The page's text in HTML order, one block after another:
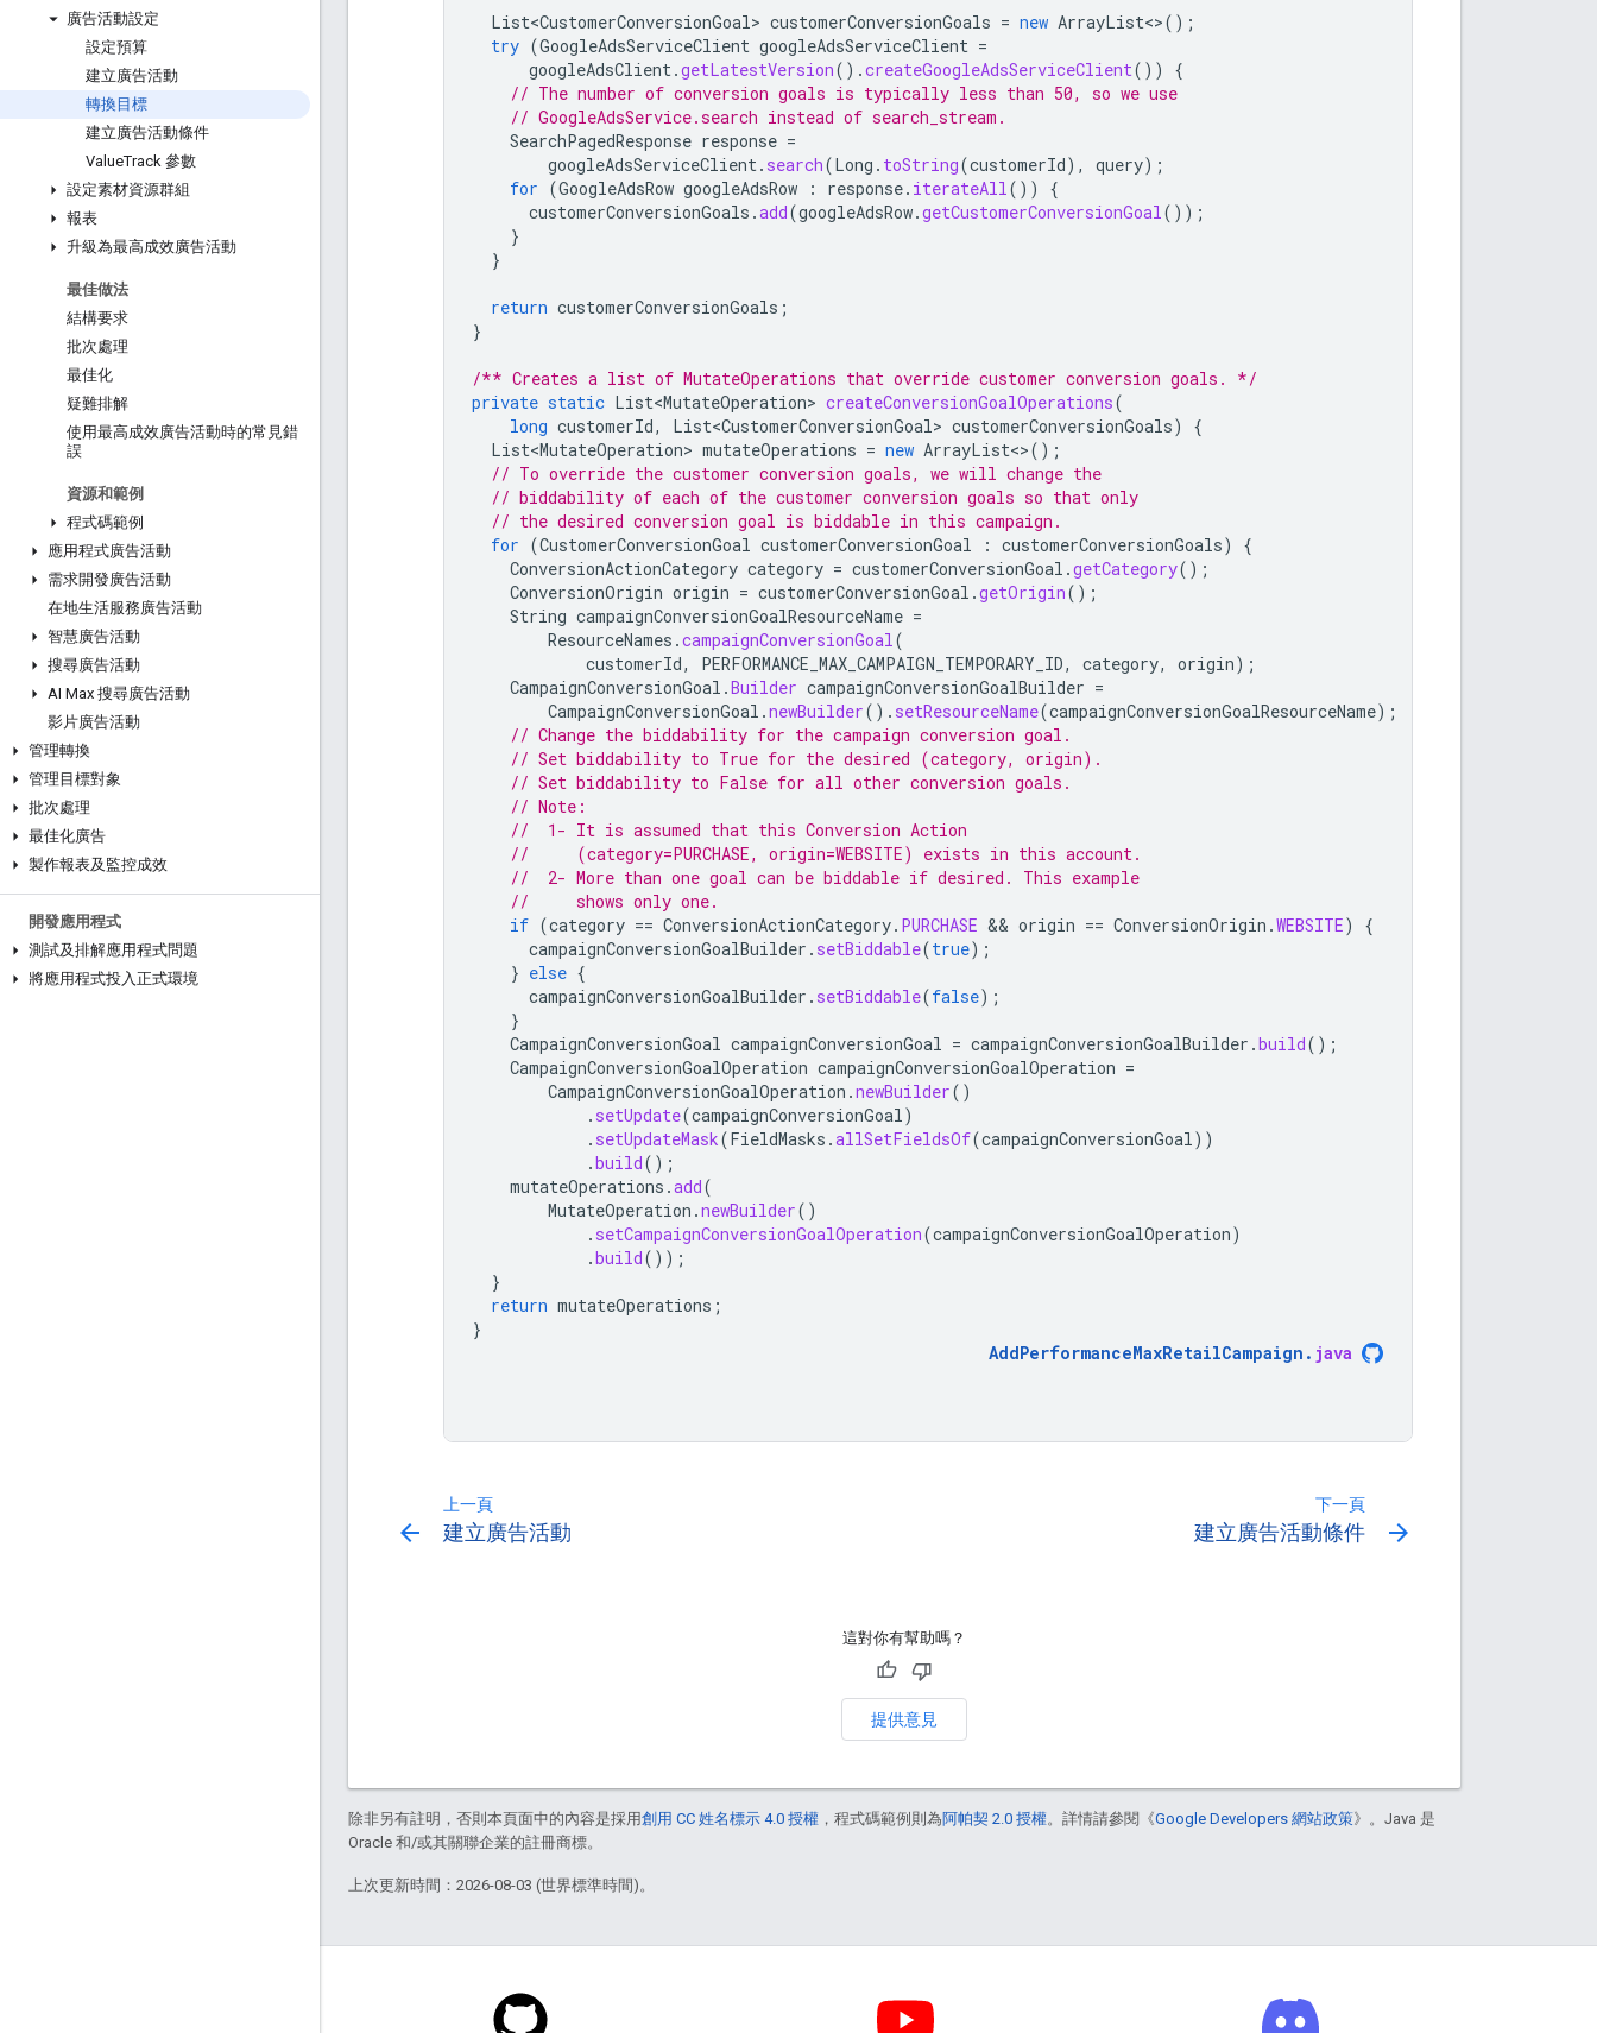
廣告活動設定
設定預算
建立廣告活動
轉換目標
建立廣告活動條件
ValueTrack 參數
設定素材資源群組
報表
升級為最高成效廣告活動
最佳做法
結構要求
批次處理
最佳化
疑難排解
使用最高成效廣告活動時的常見錯
誤
資源和範例
程式碼範例
應用程式廣告活動
需求開發廣告活動
在地生活服務廣告活動
智慧廣告活動
搜尋廣告活動
AI Max 搜尋廣告活動
影片廣告活動
管理轉換
管理目標對象
批次處理
最佳化廣告
製作報表及監控成效
開發應用程式
測試及排解應用程式問題
將應用程式投入正式環境
List<CustomerConversionGoal> customerConversionGoals = new ArrayList<>();
try (GoogleAdsServiceClient googleAdsServiceClient =
googleAdsClient.getLatestVersion().createGoogleAdsServiceClient())
{
// The number of conversion goals is typically less than 50, so we use
// GoogleAdsService.search instead of search_stream.
SearchPagedResponse response =
googleAdsServiceClient. search(Long . toString(customerId), query);
for (GoogleAdsRow googleAdsRow : response. iterateAll())
{
customerConversionGoals .add(googleAdsRow.getCustomerConversionGoal());
}
}
return customerConversionGoals ;
}
/** Creates a list of MutateOperations that override customer conversion goals. */
private static List<MutateOperation> createConversionGoalOperations(
long customerId, List<CustomerConversionGoal> customerConversionGoals)
{
List<MutateOperation> mutateOperations = new ArrayList<>();
// To override the customer conversion goals, we will change the
// biddability of each of the customer conversion goals so that only
// the desired conversion goal is biddable in this campaign.
for (CustomerConversionGoal customerConversionGoal : customerConversionGoals)
{
ConversionActionCategory category = customerConversionGoal .getCategory();
ConversionOrigin origin = customerConversionGoal .getOrigin();
String campaignConversionGoalResourceName =
ResourceNames .campaignConversionGoal(
customerId, PERFORMANCE_MAX_CAMPAIGN_TEMPORARY_ID, category, origin);
CampaignConversionGoal .Builder campaignConversionGoalBuilder =
CampaignConversionGoal .newBuilder(). setResourceName(campaignConversionGoalResourceName);
// Change the biddability for the campaign conversion goal.
// Set biddability to True for the desired (category, origin).
// Set biddability to False for all other conversion goals.
// Note:
//  1- It is assumed that this Conversion Action
//     (category=PURCHASE, origin=WEBSITE) exists in this account.
//  2- More than one goal can be biddable if desired. This example
//     shows only one.
if (category == ConversionActionCategory. PURCHASE && origin == ConversionOrigin .WEBSITE)
{
campaignConversionGoalBuilder . setBiddable(true);
} else {
campaignConversionGoalBuilder . setBiddable(false);
}
CampaignConversionGoal campaignConversionGoal = campaignConversionGoalBuilder .build();
CampaignConversionGoalOperation campaignConversionGoalOperation =
CampaignConversionGoalOperation .newBuilder()
. setUpdate(campaignConversionGoal)
. setUpdateMask(FieldMasks .allSetFieldsOf(campaignConversionGoal))
.build();
mutateOperations .add(
MutateOperation .newBuilder()
. setCampaignConversionGoalOperation(campaignConversionGoalOperation)
.build());
}
return mutateOperations ;
}
AddPerformanceMaxRetailCampaign . java
上一頁
arrow_back 建立廣告活動
下一頁
建立廣告活動條件 arrow_forward
這對你有幫助嗎？
提供意見
除非另有註明，否則本頁面中的內容是採用創用 CC 姓名標示 4.0 授權 ，程式碼範例則為阿帕契 2.0 授權。詳情請參閱《Google Developers 網站政策》。Java 是
Oracle 和/或其關聯企業的註冊商標。
上次更新時間：2026-08-03 (世界標準時間)。